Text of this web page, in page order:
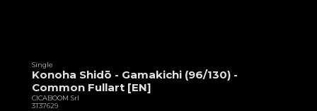
Single
Konoha Shidō - Gamakichi (96/130) -
Common Fullart [EN]
CICABOOM Srl
3T37629